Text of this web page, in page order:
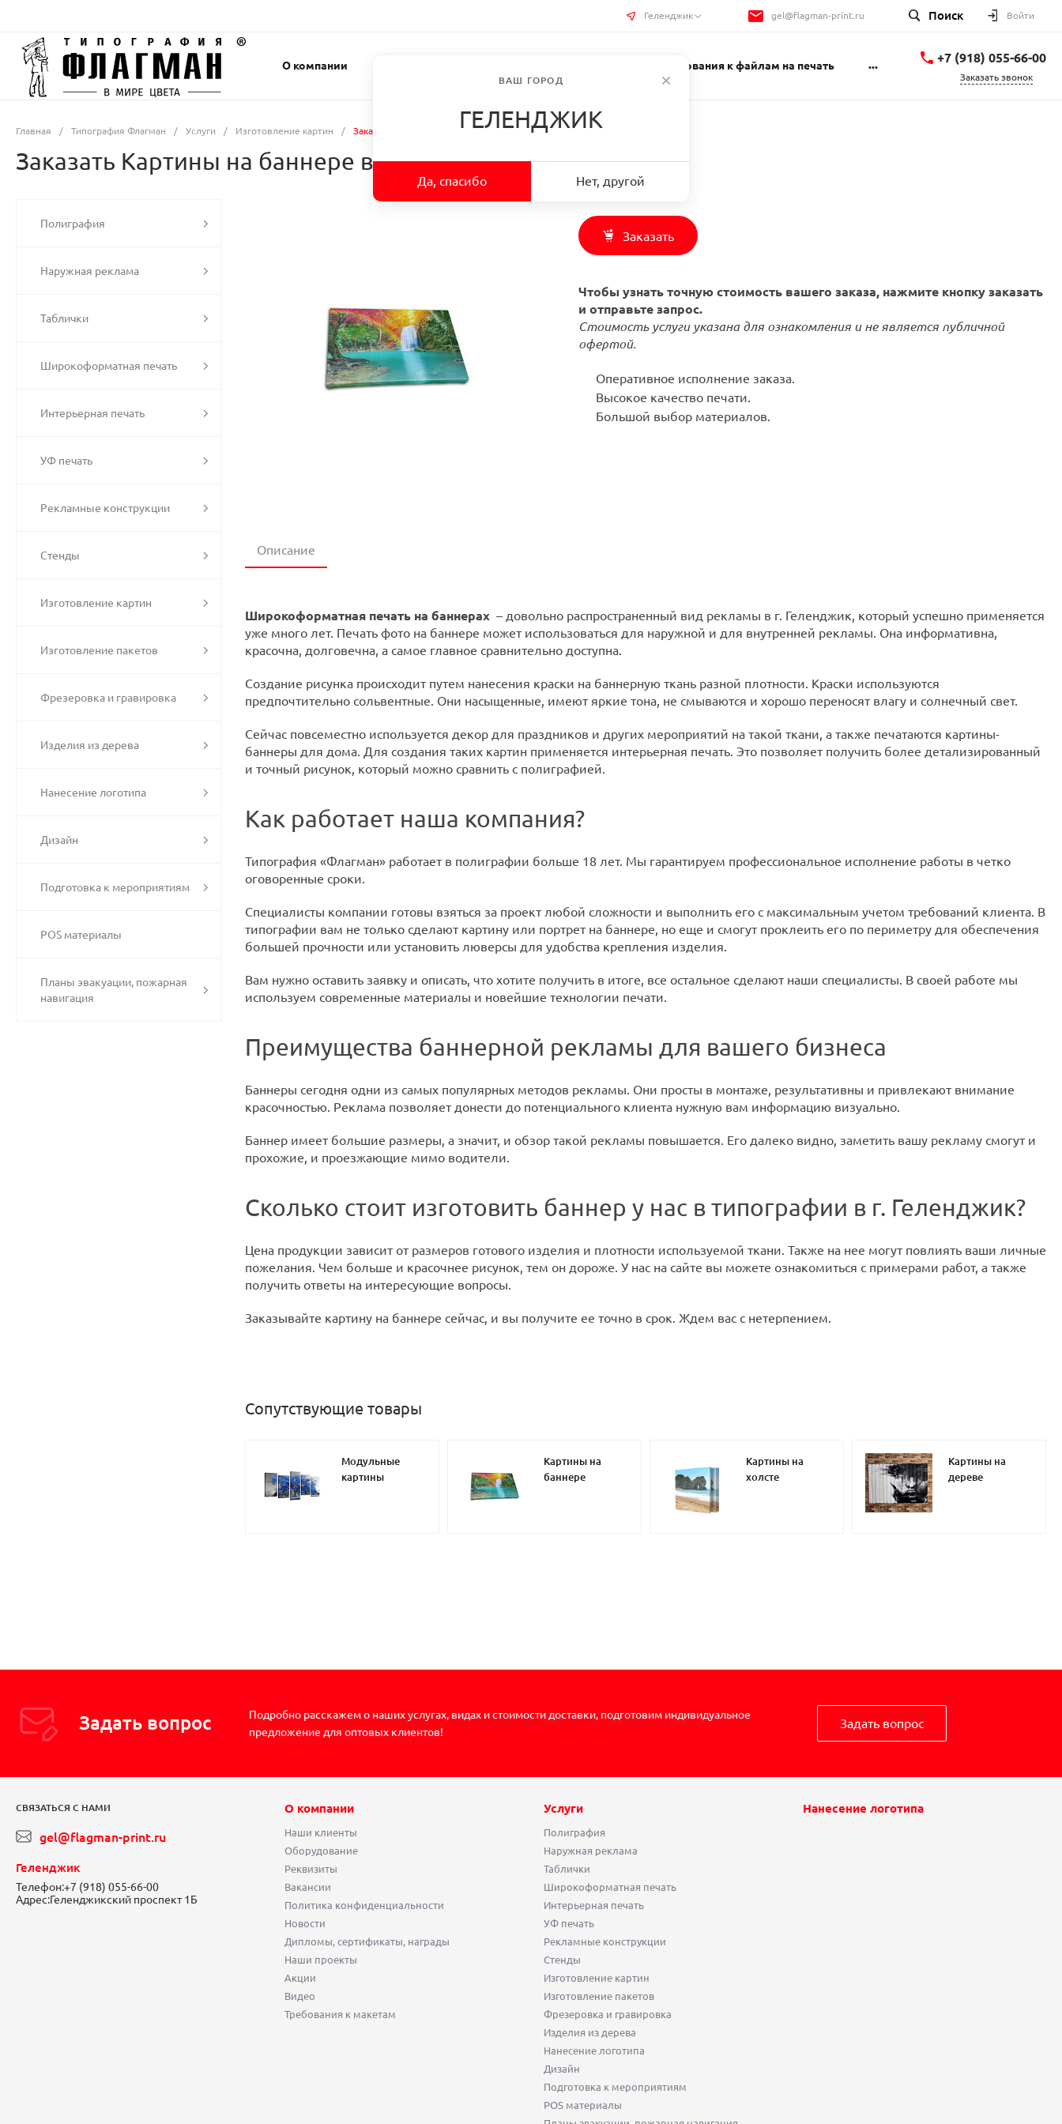
Геленджик gel@flagman-print.ru Поиск Войти
О компании Требования к файлам на печать ... +7 (918) 055-66-00
Заказать звонок
Главная / Типография Флагман / Услуги / Изготовление картин / Заказать Картины на баннере в г. Геленджик
Заказать Картины на баннере в г. Геленджик
Полиграфия
Наружная реклама
Таблички
Широкоформатная печать
Интерьерная печать
УФ печать
Рекламные конструкции
Стенды
Изготовление картин
Изготовление пакетов
Фрезеровка и гравировка
Изделия из дерева
Нанесение логотипа
Дизайн
Подготовка к мероприятиям
POS материалы
Планы эвакуации, пожарная
навигация
Заказать
Чтобы узнать точную стоимость вашего заказа, нажмите кнопку заказать
и отправьте запрос.
Стоимость услуги указана для ознакомления и не является публичной
офертой.
Оперативное исполнение заказа.
Высокое качество печати.
Большой выбор материалов.
Описание
Широкоформатная печать на баннерах – довольно распространенный вид рекламы в г. Геленджик, который успешно применяется
уже много лет. Печать фото на баннере может использоваться для наружной и для внутренней рекламы. Она информативна,
красочна, долговечна, а самое главное сравнительно доступна.
Создание рисунка происходит путем нанесения краски на баннерную ткань разной плотности. Краски используются
предпочтительно сольвентные. Они насыщенные, имеют яркие тона, не смываются и хорошо переносят влагу и солнечный свет.
Сейчас повсеместно используется декор для праздников и других мероприятий на такой ткани, а также печатаются картины-
баннеры для дома. Для создания таких картин применяется интерьерная печать. Это позволяет получить более детализированный
и точный рисунок, который можно сравнить с полиграфией.
Как работает наша компания?
Типография «Флагман» работает в полиграфии больше 18 лет. Мы гарантируем профессиональное исполнение работы в четко
оговоренные сроки.
Специалисты компании готовы взяться за проект любой сложности и выполнить его с максимальным учетом требований клиента. В
типографии вам не только сделают картину или портрет на баннере, но еще и смогут проклеить его по периметру для обеспечения
большей прочности или установить люверсы для удобства крепления изделия.
Вам нужно оставить заявку и описать, что хотите получить в итоге, все остальное сделают наши специалисты. В своей работе мы
используем современные материалы и новейшие технологии печати.
Преимущества баннерной рекламы для вашего бизнеса
Баннеры сегодня одни из самых популярных методов рекламы. Они просты в монтаже, результативны и привлекают внимание
красочностью. Реклама позволяет донести до потенциального клиента нужную вам информацию визуально.
Баннер имеет большие размеры, а значит, и обзор такой рекламы повышается. Его далеко видно, заметить вашу рекламу смогут и
прохожие, и проезжающие мимо водители.
Сколько стоит изготовить баннер у нас в типографии в г. Геленджик?
Цена продукции зависит от размеров готового изделия и плотности используемой ткани. Также на нее могут повлиять ваши личные
пожелания. Чем больше и красочнее рисунок, тем он дороже. У нас на сайте вы можете ознакомиться с примерами работ, а также
получить ответы на интересующие вопросы.
Заказывайте картину на баннере сейчас, и вы получите ее точно в срок. Ждем вас с нетерпением.
Сопутствующие товары
Модульные
картины
Картины на
баннере
Картины на
холсте
Картины на
дереве
Задать вопрос
Подробно расскажем о наших услугах, видах и стоимости доставки, подготовим индивидуальное
предложение для оптовых клиентов!
Задать вопрос
СВЯЗАТЬСЯ С НАМИ
gel@flagman-print.ru
Геленджик
Телефон:+7 (918) 055-66-00
Адрес:Геленджикский проспект 1Б
О компании
Наши клиенты
Оборудование
Реквизиты
Вакансии
Политика конфиденциальности
Новости
Дипломы, сертификаты, награды
Наши проекты
Акции
Видео
Требования к макетам
Услуги
Полиграфия
Наружная реклама
Таблички
Широкоформатная печать
Интерьерная печать
УФ печать
Рекламные конструкции
Стенды
Изготовление картин
Изготовление пакетов
Фрезеровка и гравировка
Изделия из дерева
Нанесение логотипа
Дизайн
Подготовка к мероприятиям
POS материалы
Нанесение логотипа
ВАШ ГОРОД
ГЕЛЕНДЖИК
Да, спасибо Нет, другой